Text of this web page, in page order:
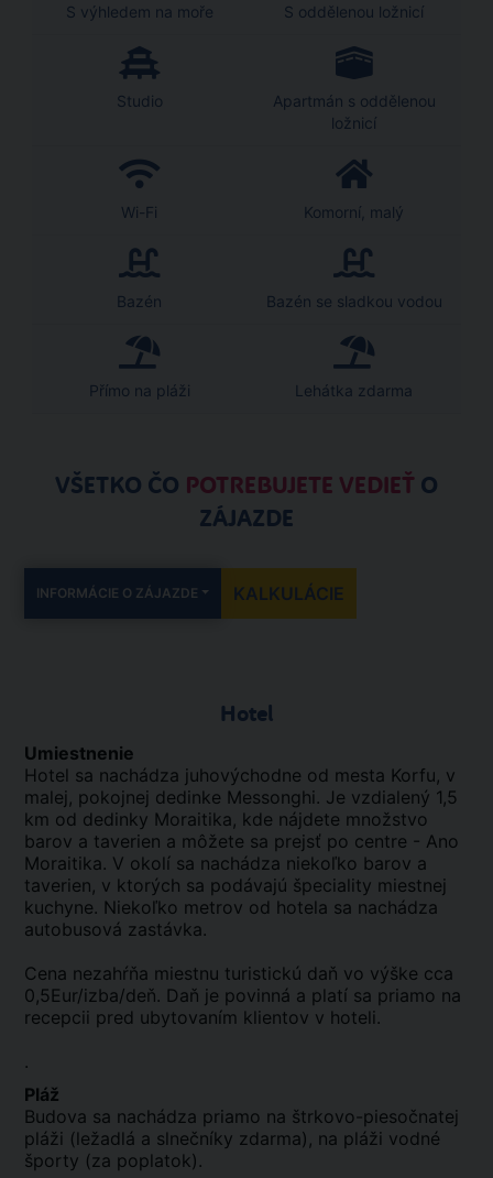
S výhledem na moře S oddělenou ložnicí
Studio
Apartmán s oddělenou
ložnicí
Wi-Fi Komorní, malý
Bazén Bazén se sladkou vodou
Přímo na pláži Lehátka zdarma
VŠETKO ČO POTREBUJETE VEDIEŤ O
ZÁJAZDE
INFORMÁCIE O ZÁJAZDE KALKULÁCIE
Hotel
Umiestnenie
Hotel sa nachádza juhovýchodne od mesta Korfu, v
malej, pokojnej dedinke Messonghi. Je vzdialený 1,5
km od dedinky Moraitika, kde nájdete množstvo
barov a taverien a môžete sa prejsť po centre - Ano
Moraitika. V okolí sa nachádza niekoľko barov a
taverien, v ktorých sa podávajú špeciality miestnej
kuchyne. Niekoľko metrov od hotela sa nachádza
autobusová zastávka.
Cena nezahŕňa miestnu turistickú daň vo výške cca
0,5Eur/izba/deň. Daň je povinná a platí sa priamo na
recepcii pred ubytovaním klientov v hoteli.
.
Pláž
Budova sa nachádza priamo na štrkovo-piesočnatej
pláži (ležadlá a slnečníky zdarma), na pláži vodné
športy (za poplatok).